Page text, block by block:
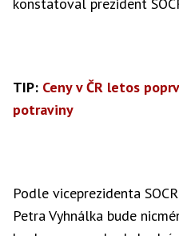
TIP: Ceny v ČR letos
potraviny
Podle viceprezidenta
Petra Vyhnálka bude